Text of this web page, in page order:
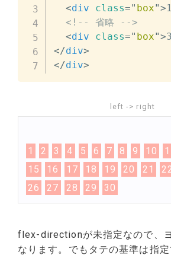
<div class=" box">1
<!-- 省略 -->
<div class=" box">
</div>
</div>
left -> right
1 2 3 4 5 6 7 8 9 10
15
16 17 18 19 20 21
26
27 28 29 30
flex-directionが未指定なので、
なります。でもタテの基準は指